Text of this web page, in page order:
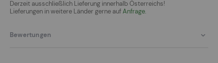
Derzeit ausschließlich Lieferung innerhalb Österreichs!
Lieferungen in weitere Länder gerne aufAnfrage.
Bewertungen